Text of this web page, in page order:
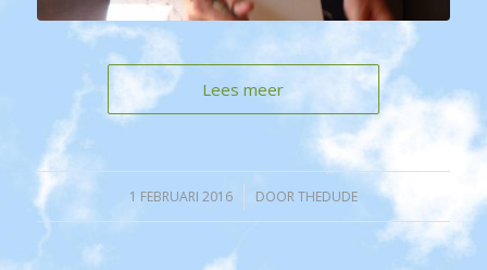
Lees meer
1 FEBRUARI 2016
/ DOORTHEDUDE